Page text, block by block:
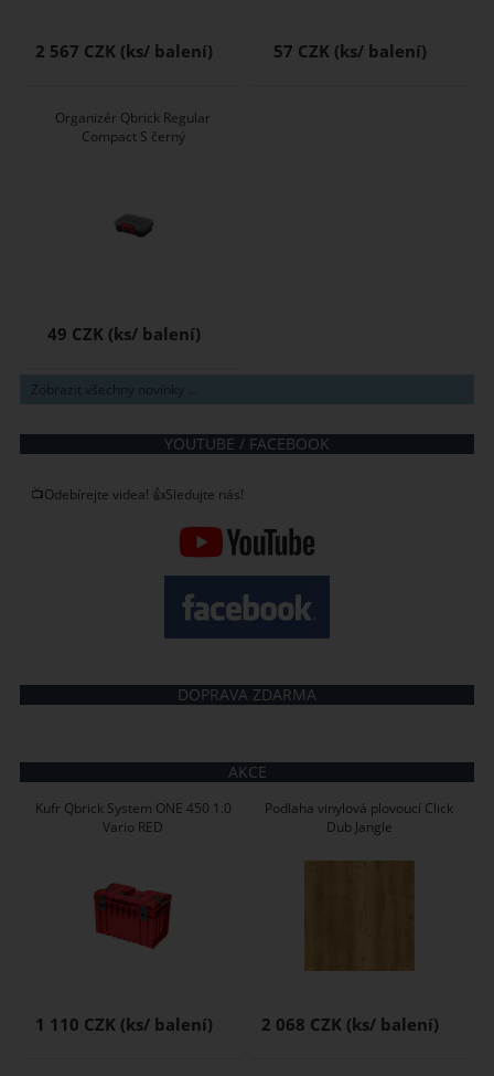
2 567 CZK 57 CZK
Organizér Qbrick Regular
Compact S černý
49 CZK
Zobrazit všechny novinky ...
YOUTUBE / FACEBOOK
📺Odebírejte videa! 👍Sledujte nás!
DOPRAVA ZDARMA
AKCE
Kufr Qbrick System ONE 450 1.0
Vario RED
1 110 CZK
Podlaha vinylová plovoucí Click
Dub Jangle
2 068 CZK